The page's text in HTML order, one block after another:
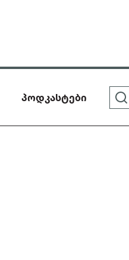
პოდკასტები